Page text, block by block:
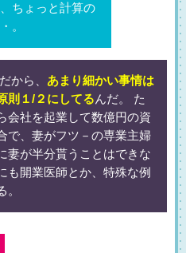
ちょっと計算の
。
から、 あまり細かい事情は
則１/２にしてるんだ。 た
会社を起業して数億円の資
で、妻がフツ－の専業主婦
妻が半分貰うことはできな
も開業医師とか、特殊な例
。